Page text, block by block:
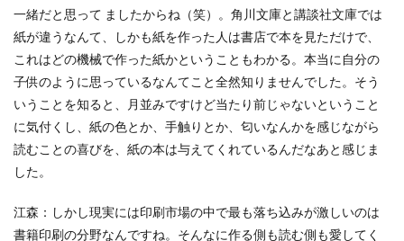
一緒だと思って ましたからね（笑）。角川文庫と講談社文庫では
紙が違うなんて、しかも紙を作った人は書店で本を見ただけで、
これはどの機械で作った紙かということもわかる。本当に自分の
子供のように思っているなんてこと全然知りませんでした。そう
いうことを知ると、月並みですけど当たり前じゃないということ
に気付くし、紙の色とか、手触りとか、匂いなんかを感じながら
読むことの喜びを、紙の本は与えてくれているんだなあと感じま
した。
江森：しかし現実には印刷市場の中で最も落ち込みが激しいのは
書籍印刷の分野なんですね。そんなに作る側も読む側も愛してく
オフセット印刷
オリーブグリーン
オリジナルノート
オリンピック
オレンジパーク
オレンジプロジェクト
オレンジプロジェクト2050
オンライン
オンラインセミナー
オンライン展示会
お年寄り
お年寄りに優しいまちづくり
お弁当
お構いなしの色
お正月 お盆休み
お祝い
かながわ再エネ電力利用事業者
かめのぞき色